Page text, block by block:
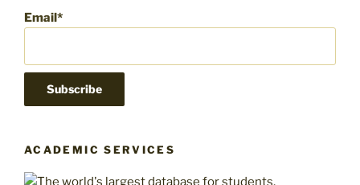
Email*
ACADEMIC SERVICES